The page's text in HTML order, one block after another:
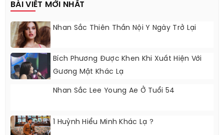
BÀI VIẾT MỚI NHẤT
Nhan Sắc Thiên Thần Nội Y Ngày Trở Lại
Bích Phương Được Khen Khi Xuất Hiện Với
Gương Mặt Khác Lạ
Nhan Sắc Lee Young Ae Ở Tuổi 54
1 Huỳnh Hiểu Minh Khác Lạ ?